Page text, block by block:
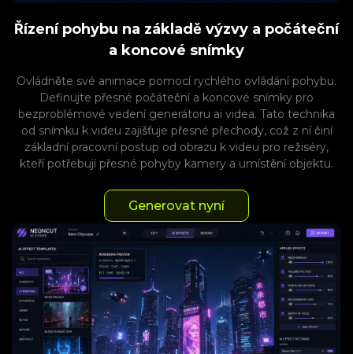
Řízení pohybu na základě výzvy a počáteční
a koncové snímky
Ovládněte své animace pomocí rychlého ovládání pohybu.
Definujte přesné počáteční a koncové snímky pro
bezproblémové vedení generátoru ai videa. Tato technika
od snímku k videu zajišťuje přesné přechody, což z ní činí
základní pracovní postup od obrazu k videu pro režiséry,
kteří potřebují přesné pohyby kamery a umístění objektu.
Generovat nyní